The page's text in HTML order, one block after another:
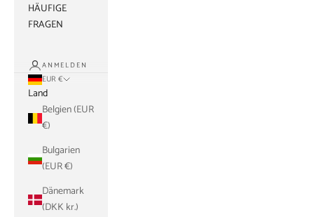
HÄUFIGE
FRAGEN
ANMELDEN
EUR €
Land
Belgien (EUR
€)
Bulgarien
(EUR €)
Dänemark
(DKK kr.)